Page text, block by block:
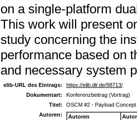
on a single-platform
This work will present
study concerning the
performance based on
and necessary system
elib-URL des Eintrags:
https://elib.dlr.de/98713/
Dokumentart:
Konferenzbeitrag (Vortrag)
Titel:
OSCM #2 - Payload
Autoren:
Autoren